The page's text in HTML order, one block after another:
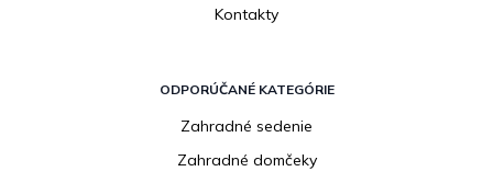
Kontakty
ODPORÚČANÉ KATEGÓRIE
Zahradné sedenie
Zahradné domčeky